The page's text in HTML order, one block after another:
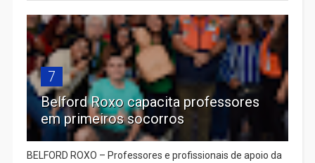
7
Belford Roxo capacita professores
em primeiros socorros
BELFORD ROXO – Professores e profissionais de apoio da